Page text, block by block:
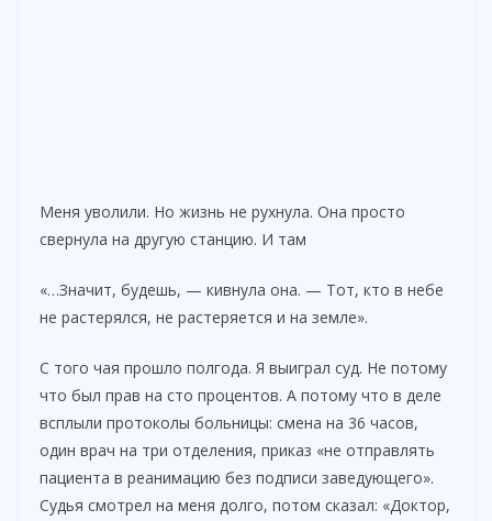
Меня уволили. Но жизнь не рухнула. Она просто
свернула на другую станцию. И там
«…Значит, будешь, — кивнула она. — Тот, кто в небе
не растерялся, не растеряется и на земле».
С того чая прошло полгода. Я выиграл суд. Не потому
что был прав на сто процентов. А потому что в деле
всплыли протоколы больницы: смена на 36 часов,
один врач на три отделения, приказ «не отправлять
пациента в реанимацию без подписи заведующего».
Судья смотрел на меня долго, потом сказал: «Доктор,